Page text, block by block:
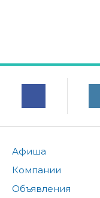
Афиша
Компании
Объявления